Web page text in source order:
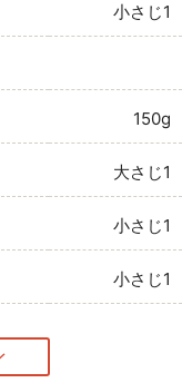
小さじ1
150g
大さじ1
小さじ1
小さじ1